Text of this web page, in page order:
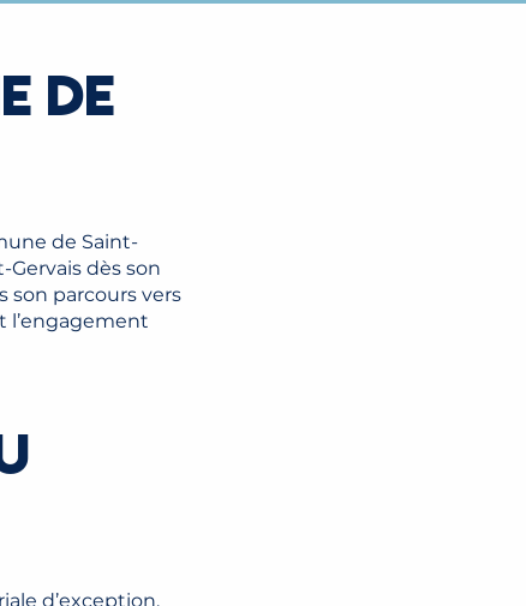
DE
de Saint-
Gervais dès son
son parcours vers
l’engagement
d’exception.